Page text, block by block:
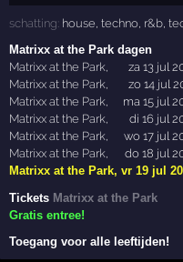
schatting: house,techno, r&b,
Matrixx at the Park dagen
Matrixx at the Park,
za 13 jul
Matrixx at the Park,
zo 14 jul
Matrixx at the Park,
ma 15 jul
Matrixx at the Park,
di 16 jul
Matrixx at the Park,
wo 17 jul
Matrixx at the Park,
do 18 jul
Matrixx at the Park,vr 19 jul
Tickets Matrixx at the Park
Gratis entree!
Toegang voor alle leeftijden!